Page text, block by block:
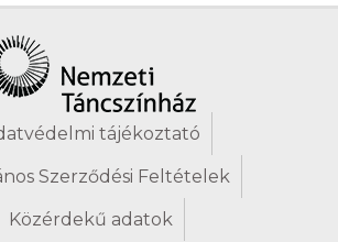
tájékoztató
Szerződési Feltételek
Közérdekű adatok